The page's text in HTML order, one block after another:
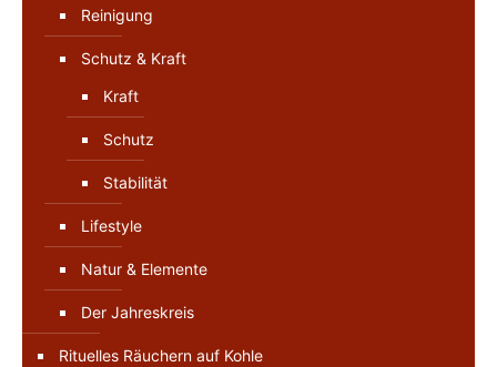
Reinigung
Schutz & Kraft
Kraft
Schutz
Stabilität
Lifestyle
Natur & Elemente
Der Jahreskreis
Rituelles Räuchern auf Kohle